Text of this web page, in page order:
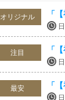
オリジナル 「
注目 「
最安 「